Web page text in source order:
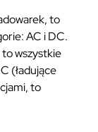
to
AC i DC.
wszystkie
(ładujące
to